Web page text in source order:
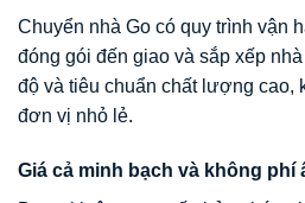
Chuyển nhà Go có quy trình vận
đóng gói đến giao và sắp xếp
độ và tiêu chuẩn chất lượng cao,
đơn vị nhỏ lẻ.
Giá cả minh bạch và không phí